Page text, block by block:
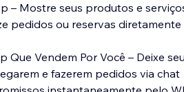
– Mostre seus produtos e
pedidos ou reservas diretamente
Que Vendem Por Você – Deixe
e fazerem pedidos via chat